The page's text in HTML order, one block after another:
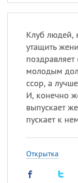
Клуб людей,
утащить
молодым
ссор, а
И, конечно
выпускает
пускает к
Открытка